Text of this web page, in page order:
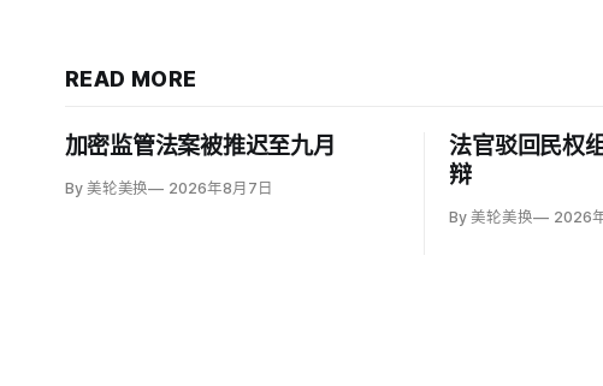
READ MORE
加密监管法案被推迟至九月
By 美轮美换 2026年8月7日
法官驳回民权
辩
By 美轮美换 2026